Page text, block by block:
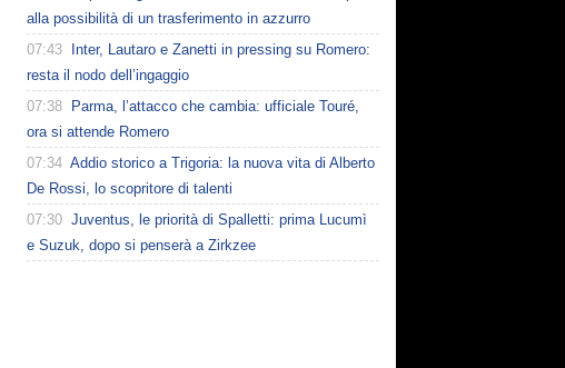
alla possibilità di un trasferimento in azzurro
07:43
Inter, Lautaro e Zanetti in pressing su Romero:
resta il nodo dell’ingaggio
07:38
Parma, l’attacco che cambia: ufficiale Touré,
ora si attende Romero
07:34 Addio storico a Trigoria: la nuova vita di Alberto
De Rossi, lo scopritore di talenti
07:30 Juventus, le priorità di Spalletti: prima Lucumì
e Suzuk, dopo si penserà a Zirkzee